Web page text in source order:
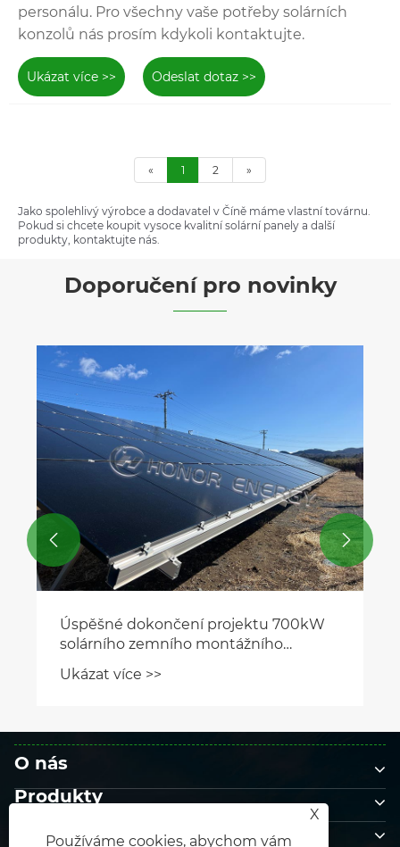
personálu. Pro všechny vaše potřeby solárních
konzolů nás prosím kdykoli kontaktujte.
Ukázat více >> Odeslat dotaz >>
« 1 2 »
Jako spolehlivý výrobce a dodavatel v Číně máme vlastní továrnu.
Pokud si chcete koupit vysoce kvalitní solární panely a další
produkty, kontaktujte nás.
Doporučení pro novinky
Solar & Storage Live Filipíny 2026, jsme
připraveni!
Ukázat více >>
 
O nás
Produkty
Kontaktujte nás
X
Používáme cookies, abychom vám